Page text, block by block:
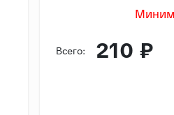
Всего: 210 ₽